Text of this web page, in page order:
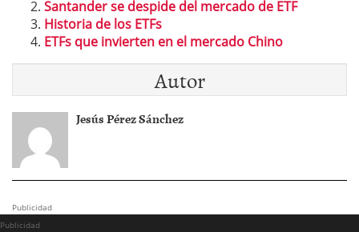
Santander se despide del mercado de ETF
Historia de los ETFs
ETFs que invierten en el mercado Chino
Autor
Jesús Pérez Sánchez
Publicidad
Publicidad